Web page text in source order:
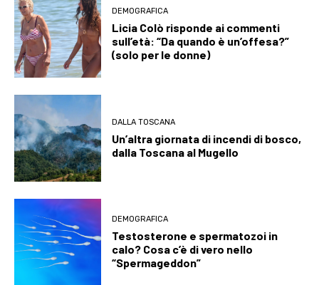
DEMOGRAFICA
Licia Colò risponde ai commenti
sull’età: “Da quando è un’offesa?”
(solo per le donne)
DALLA TOSCANA
Un’altra giornata di incendi di bosco,
dalla Toscana al Mugello
DEMOGRAFICA
Testosterone e spermatozoi in
calo? Cosa c’è di vero nello
“Spermageddon”